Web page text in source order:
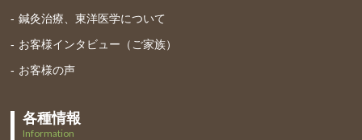
鍼灸治療、東洋医学について
お客様インタビュー（ご家族）
お客様の声
各種情報
Information